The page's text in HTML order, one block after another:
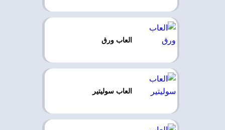
العاب ورق
العاب سوليتير